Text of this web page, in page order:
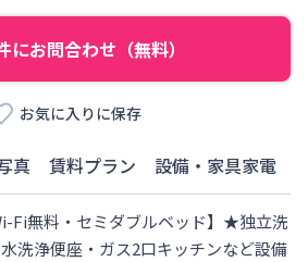
にお問合わせ（無料）
お気に入りに保存
真 賃料プラン 設備・家具家電
Fi無料・セミダブルベッド】★独立洗
洗浄便座・ガス2口キッチンなど設備